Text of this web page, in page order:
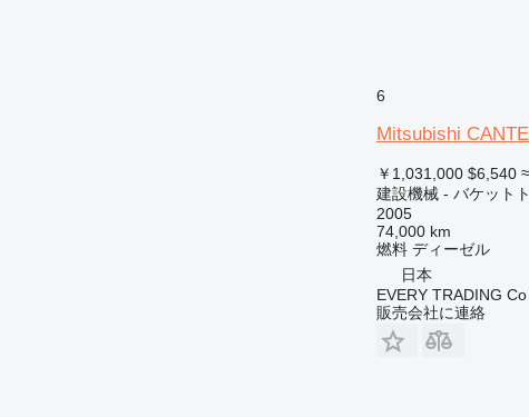
6
Mitsubishi
￥1,031,000 $6,540
建設機械 - バケット
2005
74,000 km
燃料 ディーゼル
日本
EVERY TRADING
販売会社に連絡